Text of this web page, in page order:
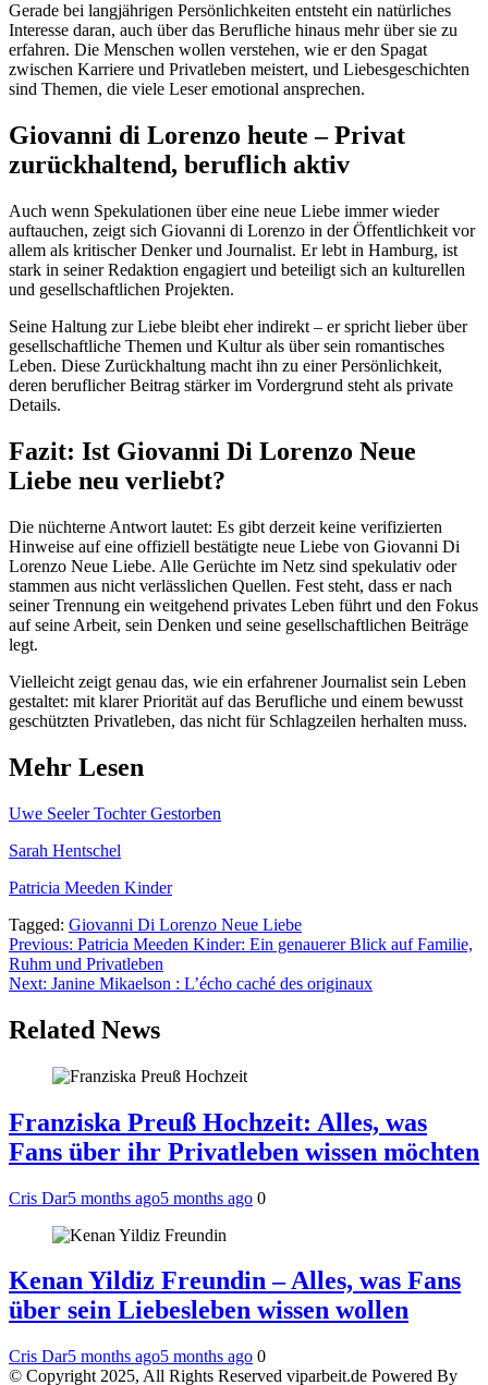
Gerade bei langjährigen Persönlichkeiten entsteht ein natürliches
Interesse daran, auch über das Berufliche hinaus mehr über sie zu
erfahren. Die Menschen wollen verstehen, wie er den Spagat
zwischen Karriere und Privatleben meistert, und Liebesgeschichten
sind Themen, die viele Leser emotional ansprechen.
Giovanni di Lorenzo heute – Privat
zurückhaltend, beruflich aktiv
Auch wenn Spekulationen über eine neue Liebe immer wieder
auftauchen, zeigt sich Giovanni di Lorenzo in der Öffentlichkeit vor
allem als kritischer Denker und Journalist. Er lebt in Hamburg, ist
stark in seiner Redaktion engagiert und beteiligt sich an kulturellen
und gesellschaftlichen Projekten.
Seine Haltung zur Liebe bleibt eher indirekt – er spricht lieber über
gesellschaftliche Themen und Kultur als über sein romantisches
Leben. Diese Zurückhaltung macht ihn zu einer Persönlichkeit,
deren beruflicher Beitrag stärker im Vordergrund steht als private
Details.
Fazit: Ist Giovanni Di Lorenzo Neue
Liebe neu verliebt?
Die nüchterne Antwort lautet: Es gibt derzeit keine verifizierten
Hinweise auf eine offiziell bestätigte neue Liebe von Giovanni Di
Lorenzo Neue Liebe. Alle Gerüchte im Netz sind spekulativ oder
stammen aus nicht verlässlichen Quellen. Fest steht, dass er nach
seiner Trennung ein weitgehend privates Leben führt und den Fokus
auf seine Arbeit, sein Denken und seine gesellschaftlichen Beiträge
legt.
Vielleicht zeigt genau das, wie ein erfahrener Journalist sein Leben
gestaltet: mit klarer Priorität auf das Berufliche und einem bewusst
geschützten Privatleben, das nicht für Schlagzeilen herhalten muss.
Mehr Lesen
Uwe Seeler Tochter Gestorben
Sarah Hentschel
Patricia Meeden Kinder
Tagged: Giovanni Di Lorenzo Neue Liebe
Post
navigation
Previous: Patricia Meeden Kinder: Ein genauerer Blick auf Familie,
Ruhm und Privatleben
Next: Janine Mikaelson : L’écho caché des originaux
Related News
Franziska Preuß Hochzeit: Alles, was
Fans über ihr Privatleben wissen möchten
Cris Dar5 months ago5 months ago 0
Kenan Yildiz Freundin – Alles, was Fans
über sein Liebesleben wissen wollen
Cris Dar5 months ago5 months ago 0
© Copyright 2025, All Rights Reserved viparbeit.de Powered By